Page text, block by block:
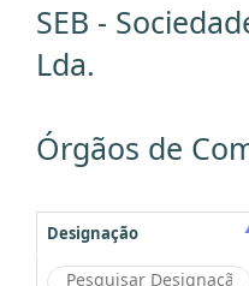
SEB -
Lda.
Órgãos de
Designação